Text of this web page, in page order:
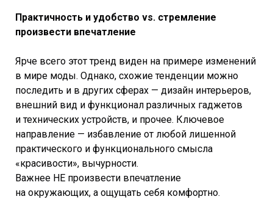
Практичность и удобство vs. стремление
произвести впечатление
Ярче всего этот тренд виден на примере изменений
в мире моды. Однако, схожие тенденции можно
последить и в других сферах — дизайн интерьеров,
внешний вид и функционал различных гаджетов
и технических устройств, и прочее. Ключевое
направление — избавление от любой лишенной
практического и функционального смысла
«красивости», вычурности.
Важнее НЕ произвести впечатление
на окружающих, а ощущать себя комфортно.